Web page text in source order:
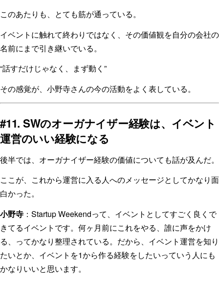
このあたりも、とても筋が通っている。
イベントに触れて終わりではなく、その価値観を自分の会社の
名前にまで引き継いでいる。
“話すだけじゃなく、まず動く”
その感覚が、小野寺さんの今の活動をよく表している。
#11. SWのオーガナイザー経験は、イベント
運営のいい経験になる
後半では、オーガナイザー経験の価値についても話が及んだ。
ここが、これから運営に入る人へのメッセージとしてかなり面
白かった。
小野寺 ：Startup Weekendって、イベントとしてすごく良くで
きてるイベントです。何ヶ月前にこれをやる、誰に声をかけ
る、ってかなり整理されている。だから、イベント運営を知り
たいとか、イベントを1から作る経験をしたいっていう人にも
かなりいいと思います。